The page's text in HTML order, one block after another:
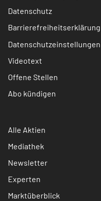
Datenschutz
Barrierefreiheitserklärung
Datenschutzeinstellungen
Videotext
Offene Stellen
Abo kündigen
Alle Aktien
Mediathek
Newsletter
Experten
Marktüberblick